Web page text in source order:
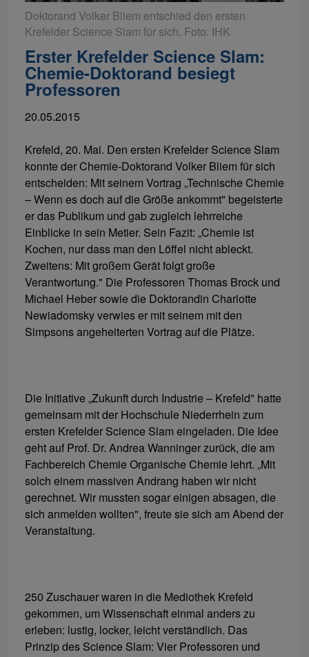
Doktorand Volker Bliem entschied den ersten
Krefelder Science Slam für sich. Foto: IHK
Erster Krefelder Science Slam:
Chemie-Doktorand besiegt
Professoren
20.05.2015
Krefeld, 20. Mai. Den ersten Krefelder Science Slam
konnte der Chemie-Doktorand Volker Bliem für sich
entscheiden: Mit seinem Vortrag „Technische Chemie
– Wenn es doch auf die Größe ankommt" begeisterte
er das Publikum und gab zugleich lehrreiche
Einblicke in sein Metier. Sein Fazit: „Chemie ist
Kochen, nur dass man den Löffel nicht ableckt.
Zweitens: Mit großem Gerät folgt große
Verantwortung." Die Professoren Thomas Brock und
Michael Heber sowie die Doktorandin Charlotte
Newiadomsky verwies er mit seinem mit den
Simpsons angeheiterten Vortrag auf die Plätze.
Die Initiative „Zukunft durch Industrie – Krefeld" hatte
gemeinsam mit der Hochschule Niederrhein zum
ersten Krefelder Science Slam eingeladen. Die Idee
geht auf Prof. Dr. Andrea Wanninger zurück, die am
Fachbereich Chemie Organische Chemie lehrt. „Mit
solch einem massiven Andrang haben wir nicht
gerechnet. Wir mussten sogar einigen absagen, die
sich anmelden wollten", freute sie sich am Abend der
Veranstaltung.
250 Zuschauer waren in die Mediothek Krefeld
gekommen, um Wissenschaft einmal anders zu
erleben: lustig, locker, leicht verständlich. Das
Prinzip des Science Slam: Vier Professoren und